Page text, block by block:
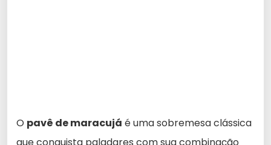
O pavê de maracujá é uma sobremesa clássica
que conquista paladares com sua combinação